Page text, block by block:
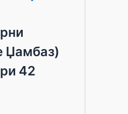
Џамбаз)
42